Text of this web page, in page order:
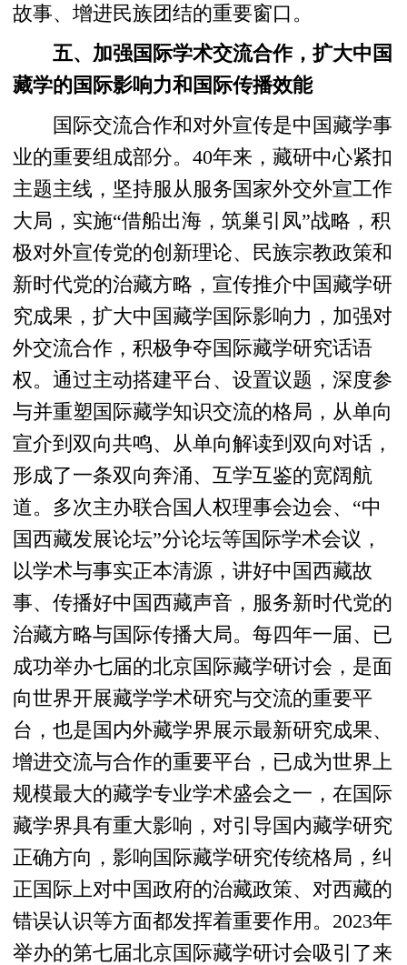
故事、增进民族团结的重要窗口。
五、加强国际学术交流合作，扩大中国
藏学的国际影响力和国际传播效能
国际交流合作和对外宣传是中国藏学事
业的重要组成部分。40年来，藏研中心紧扣
主题主线，坚持服从服务国家外交外宣工作
大局，实施“借船出海，筑巢引凤”战略，积
极对外宣传党的创新理论、民族宗教政策和
新时代党的治藏方略，宣传推介中国藏学研
究成果，扩大中国藏学国际影响力，加强对
外交流合作，积极争夺国际藏学研究话语
权。通过主动搭建平台、设置议题，深度参
与并重塑国际藏学知识交流的格局，从单向
宣介到双向共鸣、从单向解读到双向对话，
形成了一条双向奔涌、互学互鉴的宽阔航
道。多次主办联合国人权理事会边会、“中
国西藏发展论坛”分论坛等国际学术会议，
以学术与事实正本清源，讲好中国西藏故
事、传播好中国西藏声音，服务新时代党的
治藏方略与国际传播大局。每四年一届、已
成功举办七届的北京国际藏学研讨会，是面
向世界开展藏学学术研究与交流的重要平
台，也是国内外藏学界展示最新研究成果、
增进交流与合作的重要平台，已成为世界上
规模最大的藏学专业学术盛会之一，在国际
藏学界具有重大影响，对引导国内藏学研究
正确方向，影响国际藏学研究传统格局，纠
正国际上对中国政府的治藏政策、对西藏的
错误认识等方面都发挥着重要作用。2023年
举办的第七届北京国际藏学研讨会吸引了来